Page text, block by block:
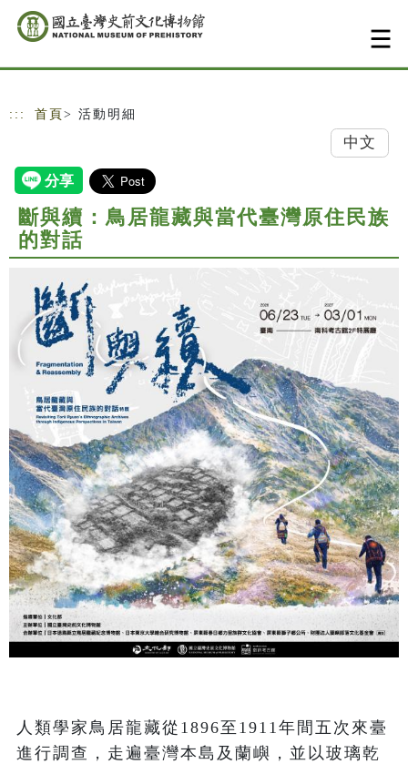
跳到主要內容
網站導覽
::: 首頁 > 活動明細
中文
斷與續：鳥居龍藏與當代臺灣原住民族
的對話
人類學家鳥居龍藏從1896至1911年間五次來臺
進行調查，走遍臺灣本島及蘭嶼，並以玻璃乾